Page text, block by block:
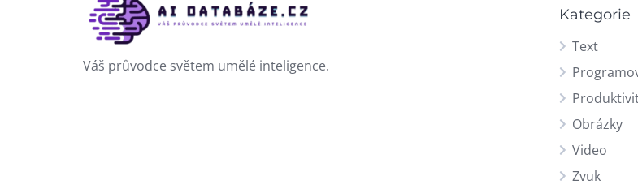
Váš průvodce světem umělé inteligence.
Kategorie
Text
Obrázky
Video
Zvuk